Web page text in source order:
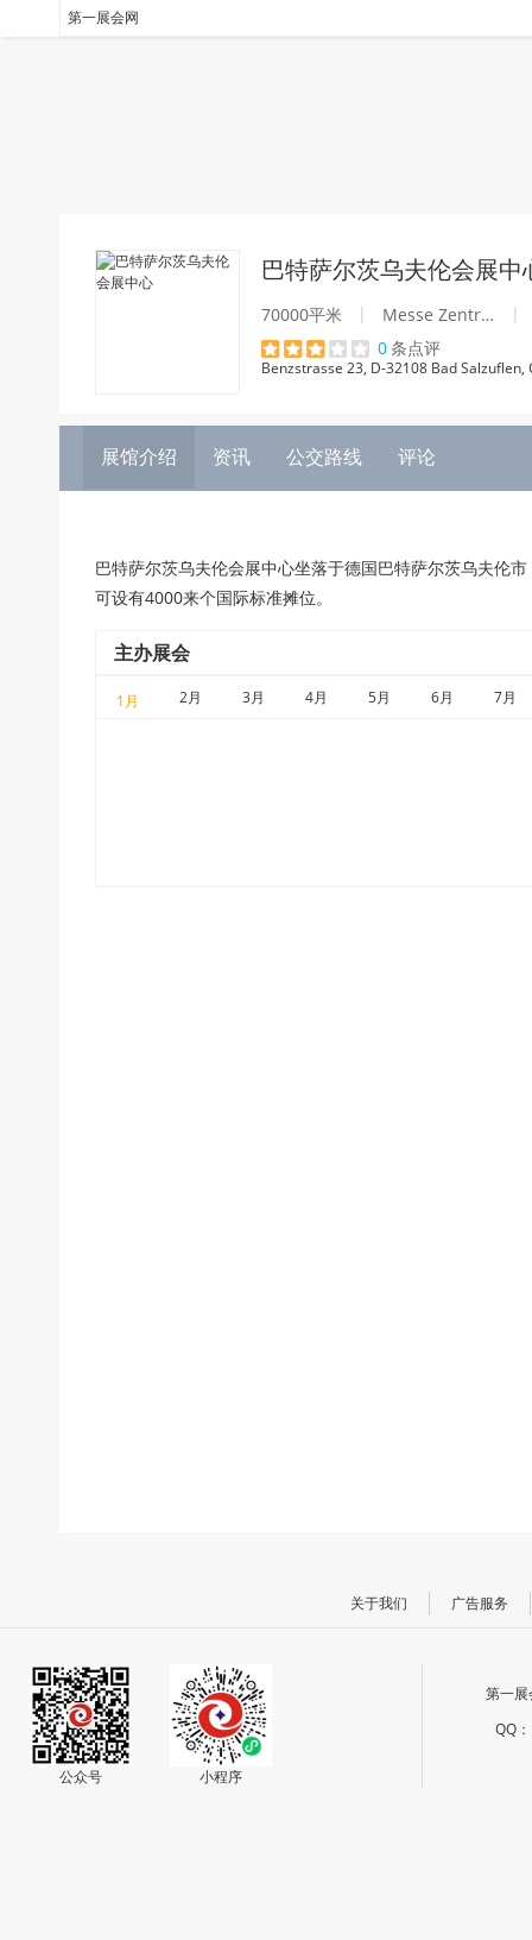
第一展会网
巴特萨尔茨乌夫伦会展中
70000平米 | Messe Zentrum Bad Salzuflen
|
0条点评
Benzstrasse 23, D-32108 Bad Salzuflen,
展馆介绍 资讯 公交路线 评论
巴特萨尔茨乌夫伦会展中心坐落于德国巴特萨尔茨乌夫伦
可设有4000来个国际标准摊位。
主办展会
1月 2月 3月 4月 5月 6月 7月
关于我们 广告服务
公众号 小程序
第一
QQ